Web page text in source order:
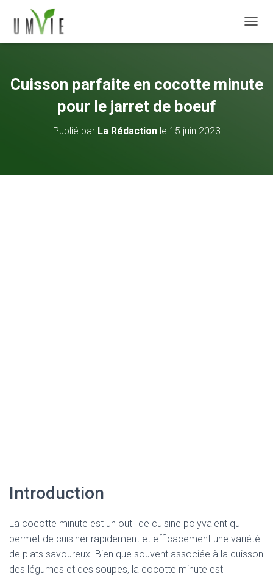
Cuisson parfaite en cocotte minute
pour le jarret de boeuf
Publié par La Rédactionle 15 juin 2023
Introduction
La cocotte minute est un outil de cuisine polyvalent qui
permet de cuisiner rapidement et efficacement une variété
de plats savoureux. Bien que souvent associée à la cuisson
des légumes et des soupes, la cocotte minute est